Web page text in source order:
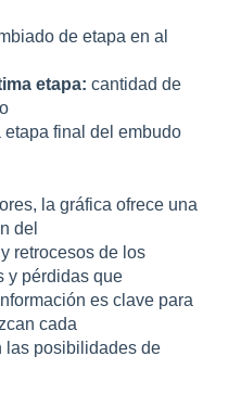
de etapa en al
etapa: cantidad de
final del embudo
la gráfica ofrece una
del
retrocesos de los
y pérdidas que
es clave para
cada
las posibilidades de